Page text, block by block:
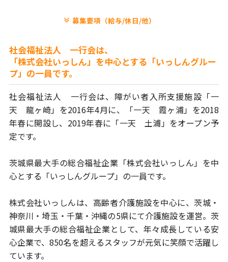
募集要項（給与/休日/他）
社会福祉法人 一行会は、
「株式会社いっしん」を中心とする「いっしんグルー
プ」の一員です。
社会福祉法人 一行会は、 障がい者入所支援施設「一
天 龍ヶ崎」を2016年4月に、
「一天 霞ヶ浦」を2018
年春に開設し、 2019年春に「一天 土浦」をオープン予
定です。
茨城県最大手の総合福祉企業「株式会社いっしん」を中
心とする 「いっしんグループ」の一員です。
株式会社いっしんは、高齢者介護施設を中心に、茨城・
神奈川・埼玉・ 千葉・沖縄の5県にて介護施設を運営。茨
城県最大手の総合福祉企業として、年々成長している安
心企業で、850名を超えるスタッフが元気に笑顔で活躍し
ています。